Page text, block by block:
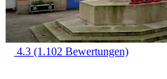
4.3 (1.102 Bewertungen)